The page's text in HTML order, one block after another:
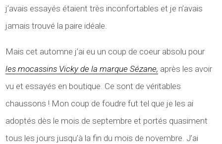
j’avais essayés étaient très inconfortables et je n’avais
jamais trouvé la paire idéale.
Mais cet automne j’ai eu un coup de coeur absolu pour
les mocassins Vicky de la marque Sézane, après les avoir
vu et essayés en boutique. Ce sont de véritables
chaussons ! Mon coup de foudre fut tel que je les ai
adoptés dès le mois de septembre et portés quasiment
tous les jours jusqu’à la fin du mois de novembre. J’ai